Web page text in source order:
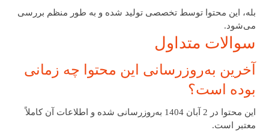
بله، این محتوا توسط تخصصی تولید شده و به طور منظم بررسی
می‌شود.
سوالات متداول
آخرین به‌روزرسانی این محتوا چه زمانی
بوده است؟
این محتوا در 2 آبان 1404 به‌روزرسانی شده و اطلاعات آن کاملاً
معتبر است.